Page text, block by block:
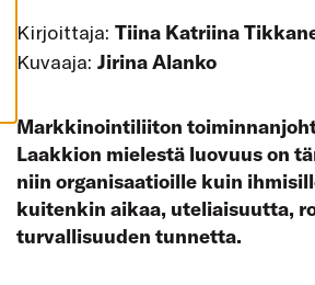
T
E
Kirjoittaja: Tiina Katriina
Kuvaaja: Jirina Alanko
Markkinointiliiton
Laakkion mielestä luovuus on
niin organisaatioille kuin
kuitenkin aikaa, uteliaisuutta,
turvallisuuden tunnetta.